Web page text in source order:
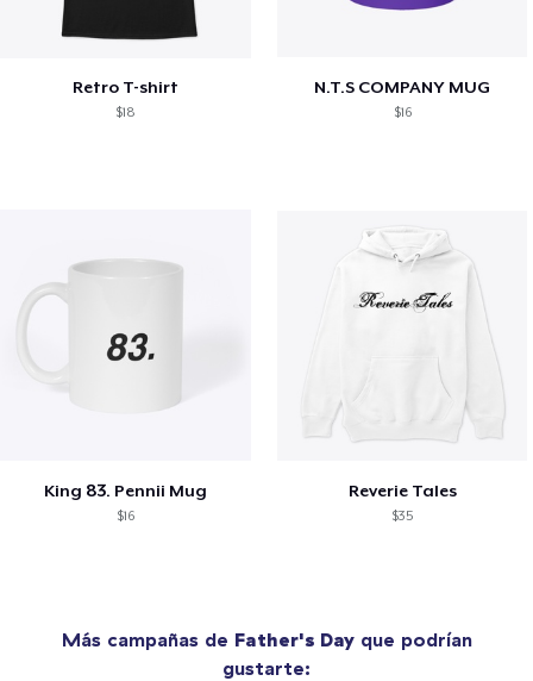
Retro T-shirt
$18
N.T.S COMPANY MUG
$16
King 83. Pennii Mug
$16
Reverie Tales
$35
Más campañas de Father's Dayque podrían
gustarte: